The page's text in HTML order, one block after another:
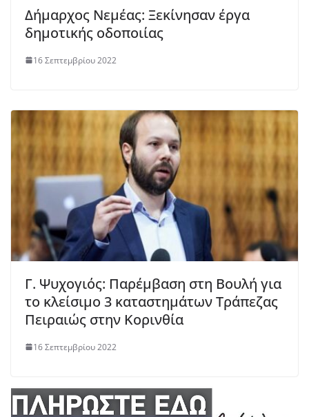
Δήμαρχος Νεμέας: Ξεκίνησαν έργα
δημοτικής οδοποιίας
16 Σεπτεμβρίου 2022
Γ. Ψυχογιός: Παρέμβαση στη Βουλή για
το κλείσιμο 3 καταστημάτων Τράπεζας
Πειραιώς στην Κορινθία
16 Σεπτεμβρίου 2022